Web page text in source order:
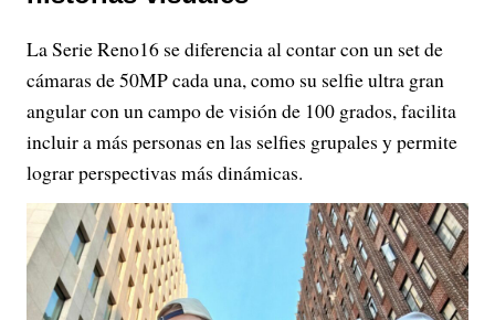
La Serie Reno16 se diferencia al contar con un set de
cámaras de 50MP cada una, como su selfie ultra gran
angular con un campo de visión de 100 grados, facilita
incluir a más personas en las selfies grupales y permite
lograr perspectivas más dinámicas.